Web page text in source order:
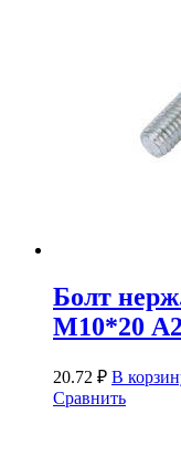
Болт
М10*20 А2
20.72 ₽ В
Сравнить